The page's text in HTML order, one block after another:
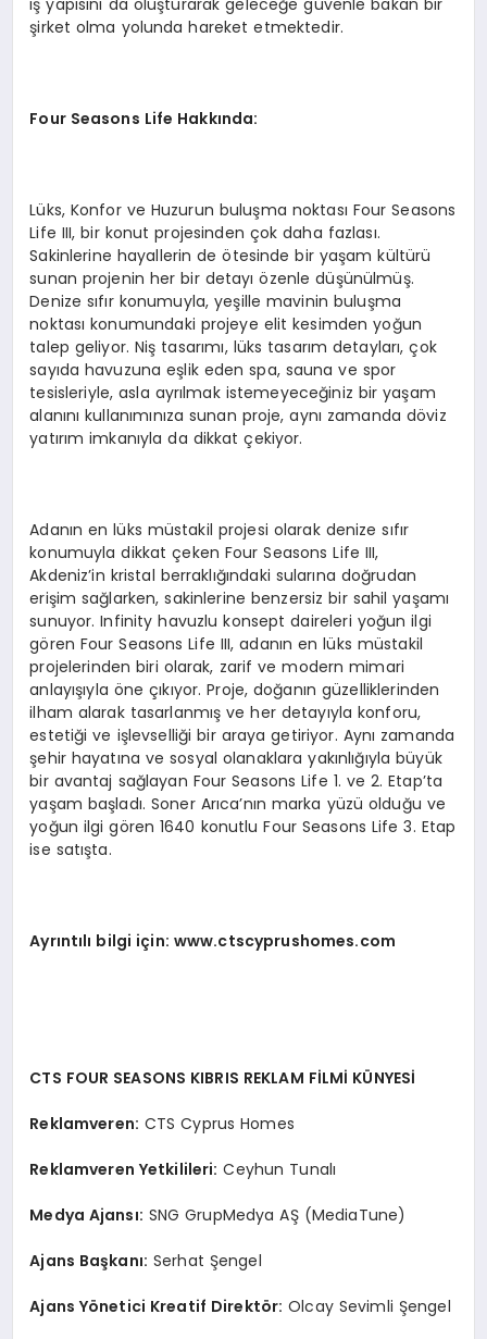
şirket olma yolunda hareket etmektedir.
Four Seasons Life Hakkında:
Lüks, Konfor ve Huzurun buluşma noktası Four Seasons
Life III, bir konut projesinden çok daha fazlası.
Sakinlerine hayallerin de ötesinde bir yaşam kültürü
sunan projenin her bir detayı özenle düşünülmüş.
Denize sıfır konumuyla, yeşille mavinin buluşma
noktası konumundaki projeye elit kesimden yoğun
talep geliyor. Niş tasarımı, lüks tasarım detayları, çok
sayıda havuzuna eşlik eden spa, sauna ve spor
tesisleriyle, asla ayrılmak istemeyeceğiniz bir yaşam
alanını kullanımınıza sunan proje, aynı zamanda döviz
yatırım imkanıyla da dikkat çekiyor.
Adanın en lüks müstakil projesi olarak denize sıfır
konumuyla dikkat çeken Four Seasons Life III,
Akdeniz’in kristal berraklığındaki sularına doğrudan
erişim sağlarken, sakinlerine benzersiz bir sahil yaşamı
sunuyor. Infinity havuzlu konsept daireleri yoğun ilgi
gören Four Seasons Life III, adanın en lüks müstakil
projelerinden biri olarak, zarif ve modern mimari
anlayışıyla öne çıkıyor. Proje, doğanın güzelliklerinden
ilham alarak tasarlanmış ve her detayıyla konforu,
estetiği ve işlevselliği bir araya getiriyor. Aynı zamanda
şehir hayatına ve sosyal olanaklara yakınlığıyla büyük
bir avantaj sağlayan Four Seasons Life 1. ve 2. Etap’ta
yaşam başladı. Soner Arıca’nın marka yüzü olduğu ve
yoğun ilgi gören 1640 konutlu Four Seasons Life 3. Etap
ise satışta.
Ayrıntılı bilgi için: www.ctscyprushomes.com
CTS FOUR SEASONS KIBRIS REKLAM FİLMİ KÜNYESİ
Reklamveren: CTS Cyprus Homes
Reklamveren Yetkilileri: Ceyhun Tunalı
Medya Ajansı: SNG GrupMedya AŞ (MediaTune)
Ajans Başkanı: Serhat Şengel
Ajans Yönetici Kreatif Direktör: Olcay Sevimli Şengel